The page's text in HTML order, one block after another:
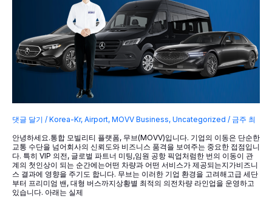
이
동
브
(MOVV)
댓글 달기 / Korea-Kr, Airport, MOVV Business, Uncategorized / 금주 최
안녕하세요.통합 모빌리티 플랫폼, 무브(MOVV)입니다. 기업의 이동은 단순한
교통 수단을 넘어회사의 신뢰도와 비즈니스 품격을 보여주는 중요한 접점입니
다. 특히 VIP 의전, 글로벌 파트너 미팅,임원 공항 픽업처럼한 번의 이동이 관
계의 첫인상이 되는 순간에는어떤 차량과 어떤 서비스가 제공되는지가비즈니
스 결과에 영향을 주기도 합니다. 무브는 이러한 기업 환경을 고려해고급 세단
부터 프리미엄 밴, 대형 버스까지상황별 최적의 의전차량 라인업을 운영하고
있습니다. 아래는 실제